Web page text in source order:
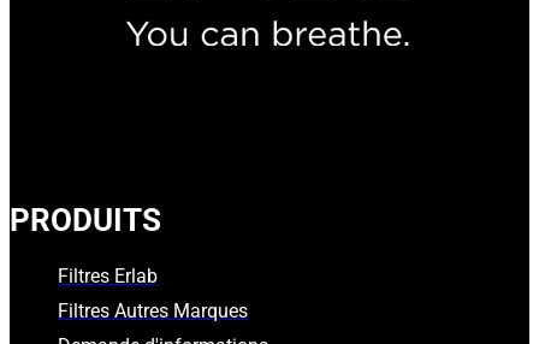
PRODUITS
Filtres Erlab
Filtres Autres Marques